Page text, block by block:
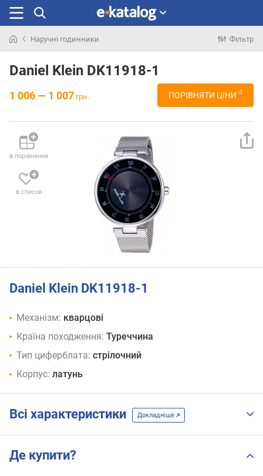
раніше
Наручні годинники Фільтр
Daniel Klein DK11918-1
1 006 — 1 007 грн. ПОРІВНЯТИ ЦІНИ 4
в порівняння
в список
Daniel Klein DK11918-1
Механізм: кварцові
Країна походження: Туреччина
Тип циферблата: стрілочний
Корпус: латунь
Всі характеристики Докладніше
Де купити?